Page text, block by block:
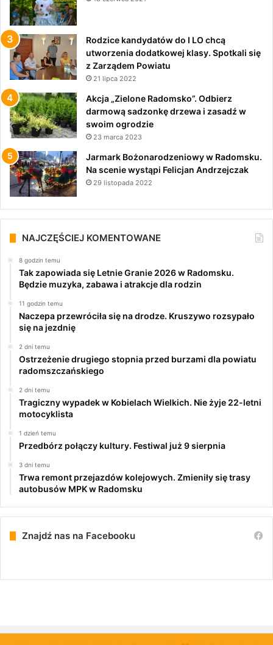
Rodzice kandydatów do I LO chcą
utworzenia dodatkowej klasy. Spotkali się
z Zarządem Powiatu
21 lipca 2022
Akcja „Zielone Radomsko”. Odbierz
darmową sadzonkę drzewa i zasadź w
swoim ogrodzie
23 marca 2023
Jarmark Bożonarodzeniowy w Radomsku.
Na scenie wystąpi Felicjan Andrzejczak
29 listopada 2022
NAJCZĘŚCIEJ KOMENTOWANE
8 godzin temu
Tak zapowiada się Letnie Granie 2026 w Radomsku.
Będzie muzyka, zabawa i atrakcje dla rodzin
11 godzin temu
Naczepa przewróciła się na drodze. Kruszywo rozsypało
się na jezdnię
2 dni temu
Ostrzeżenie drugiego stopnia przed burzami dla powiatu
radomszczańskiego
2 dni temu
Tragiczny wypadek w Kobielach Wielkich. Nie żyje 22-letni
motocyklista
1 dzień temu
Przedbórz połączy kultury. Festiwal już 9 sierpnia
3 dni temu
Trwa remont przejazdów kolejowych. Zmieniły się trasy
autobusów MPK w Radomsku
Znajdź nas na Facebooku